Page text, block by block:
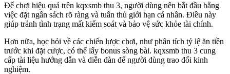
Để chơi hiệu quả trên kqxsmb thu 3, người dùng nên bắt đầu bằng
việc đặt ngân sách rõ ràng và tuân thủ giới hạn cá nhân. Điều này
giúp tránh tình trạng mất kiểm soát và bảo vệ sức khỏe tài chính.
Hơn nữa, học hỏi về các chiến lược chơi, như phân tích tỷ lệ ăn tiền
trước khi đặt cược, có thể lấy bonus sòng bài. kqxsmb thu 3 cung
cấp tài liệu hướng dẫn và diễn đàn để người dùng trao đổi kinh
nghiệm.